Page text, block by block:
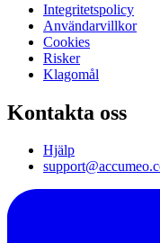
Integritetspolicy
Användarvillkor
Cookies
Risker
Klagomål
Kontakta oss
Hjälp